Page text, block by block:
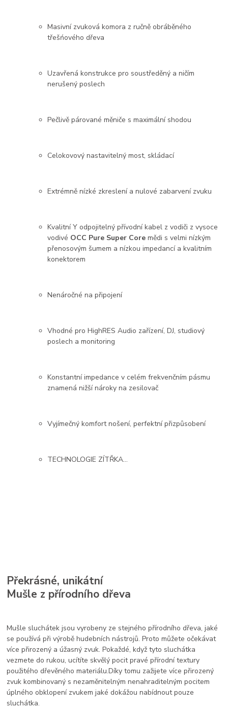
Masivní zvuková komora z ručně obráběného
třešńového dřeva
Uzavřená konstrukce pro soustředěný a ničím
nerušený poslech
Pečlivě párované měniče s maximální shodou
Celokovový nastavitelný most, skládací
Extrémně nízké zkreslení a nulové zabarvení zvuku
Kvalitní Y odpojitelný přívodní kabel z vodiči z vysoce
vodivé OCC Pure Super Coremědi s velmi nízkým
přenosovým šumem a nízkou impedancí a kvalitním
konektorem
Nenáročné na připojení
Vhodné pro HighRES Audio zařízení, DJ, studiový
poslech a monitoring
Konstantní impedance v celém frekvenčním pásmu
znamená nižší nároky na zesilovač
Vyjímečný komfort nošení, perfektní přizpůsobení
TECHNOLOGIE ZÍTŘKA...
Překrásné, unikátní
Mušle z přírodního dřeva
Mušle sluchátek jsou vyrobeny ze stejného přírodního dřeva, jaké
se používá při výrobě hudebních nástrojů. Proto můžete očekávat
více přirozený a úžasný zvuk. Pokaždé, když tyto sluchátka
vezmete do rukou, ucítíte skvělý pocit pravé přírodní textury
použitého dřevěného materiálu.Díky tomu zažijete více přirozený
zvuk kombinovaný s nezaměnitelným nenahraditelným pocitem
úplného obklopení zvukem jaké dokážou nabídnout pouze
sluchátka.